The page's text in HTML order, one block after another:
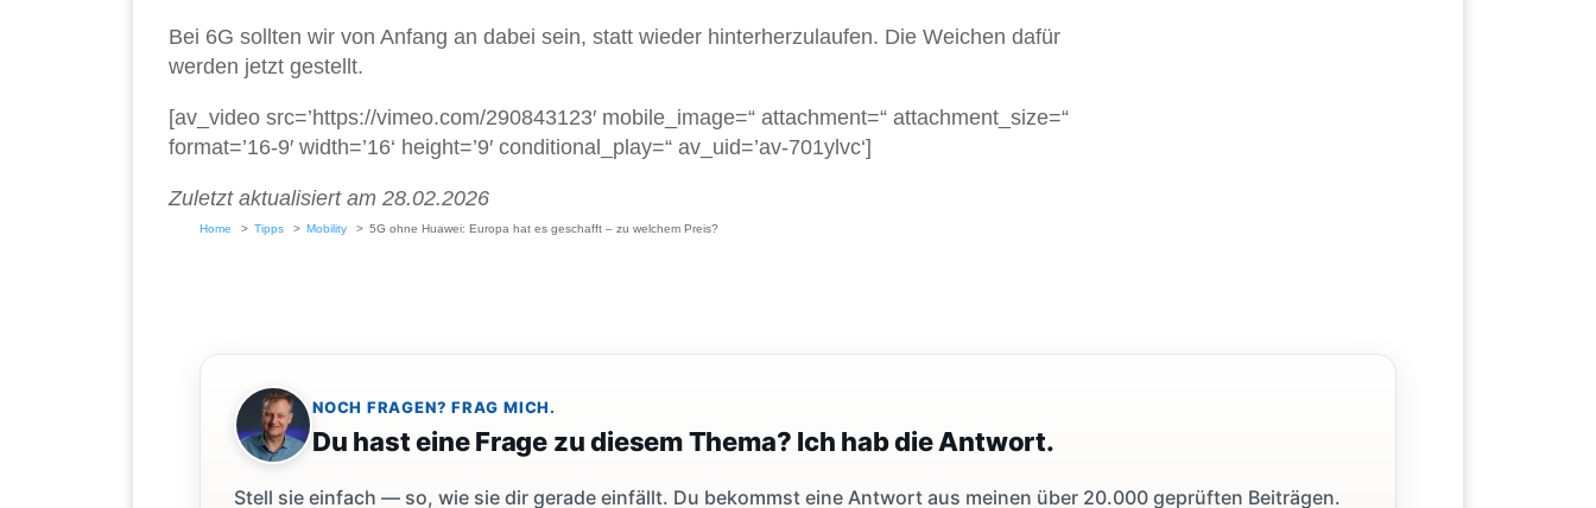
Bei 6G sollten wir von Anfang an dabei sein, statt wieder hinterherzulaufen. Die Weichen dafür
werden jetzt gestellt.
[av_video src=’https://vimeo.com/290843123′ mobile_image=“ attachment=“ attachment_size=“
format=’16-9′ width=’16‘ height=’9′ conditional_play=“ av_uid=’av-701ylvc‘]
Zuletzt aktualisiert am 28.02.2026
Home Tipps Mobility 5G ohne Huawei: Europa hat es geschafft – zu welchem Preis?
NOCH FRAGEN? FRAG MICH.
Du hast eine Frage zu diesem Thema? Ich hab die Antwort.
Stell sie einfach — so, wie sie dir gerade einfällt. Du bekommst eine Antwort aus meinen über 20.000 geprüften Beiträgen.